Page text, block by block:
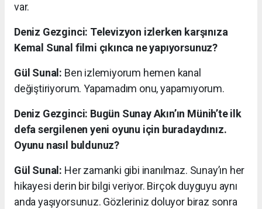
var.
Deniz Gezginci: Televizyon izlerken karşınıza
Kemal Sunal filmi çıkınca ne yapıyorsunuz?
Gül Sunal: Ben izlemiyorum hemen kanal
değiştiriyorum. Yapamadım onu, yapamıyorum.
Deniz Gezginci: Bugün Sunay Akın’ın Münih’te ilk
defa sergilenen yeni oyunu için buradaydınız.
Oyunu nasıl buldunuz?
Gül Sunal: Her zamanki gibi inanılmaz. Sunay’ın her
hikayesi derin bir bilgi veriyor. Birçok duyguyu aynı
anda yaşıyorsunuz. Gözleriniz doluyor biraz sonra